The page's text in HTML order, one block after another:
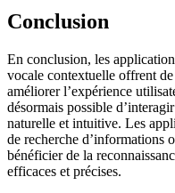
Conclusion
En conclusion, les
vocale contextuelle offrent
améliorer l’expérience
désormais possible
naturelle et intuitive. Les
de recherche d’informations
bénéficier de la
efficaces et précises.